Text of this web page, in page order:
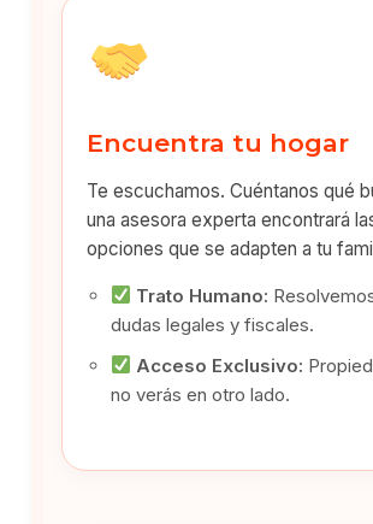
Encuentra tu hogar
Te escuchamos. Cuéntanos qué
una asesora experta encontrará
opciones que se adapten a tu
Trato Humano:
dudas legales y fiscales.
Acceso Exclusivo:
no verás en otro lado.